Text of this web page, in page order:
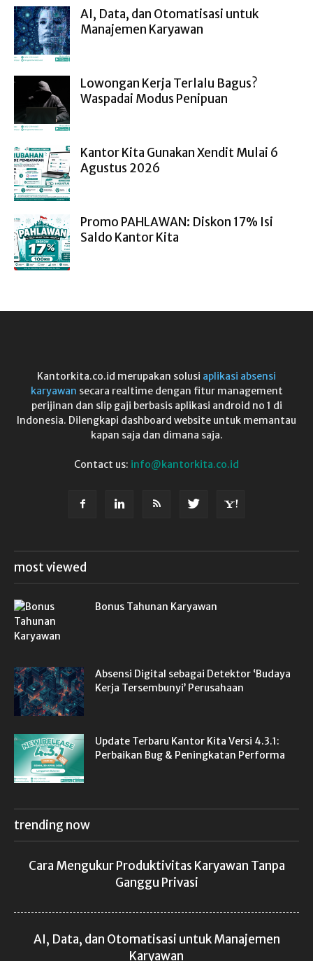
AI, Data, dan Otomatisasi untuk
Manajemen Karyawan
Lowongan Kerja Terlalu Bagus?
Waspadai Modus Penipuan
Kantor Kita Gunakan Xendit Mulai 6
Agustus 2026
Promo PAHLAWAN: Diskon 17% Isi
Saldo Kantor Kita
Kantorkita.co.id merupakan solusi aplikasi absensi
karyawan secara realtime dengan fitur management
perijinan dan slip gaji berbasis aplikasi android no 1 di
Indonesia. Dilengkapi dashboard website untuk memantau
kapan saja dan dimana saja.
Contact us: info@kantorkita.co.id
most viewed
Bonus Tahunan Karyawan
Absensi Digital sebagai Detektor ‘Budaya
Kerja Tersembunyi’ Perusahaan
Update Terbaru Kantor Kita Versi 4.3.1:
Perbaikan Bug & Peningkatan Performa
trending now
Cara Mengukur Produktivitas Karyawan Tanpa
Ganggu Privasi
AI, Data, dan Otomatisasi untuk Manajemen
Karyawan